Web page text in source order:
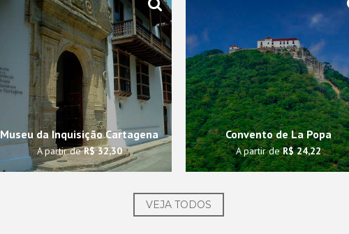
Museu da Inquisição Cartagena
A partir deR$ 32,30
Convento de La Popa
A partir deR$ 24,22
VEJA TODOS